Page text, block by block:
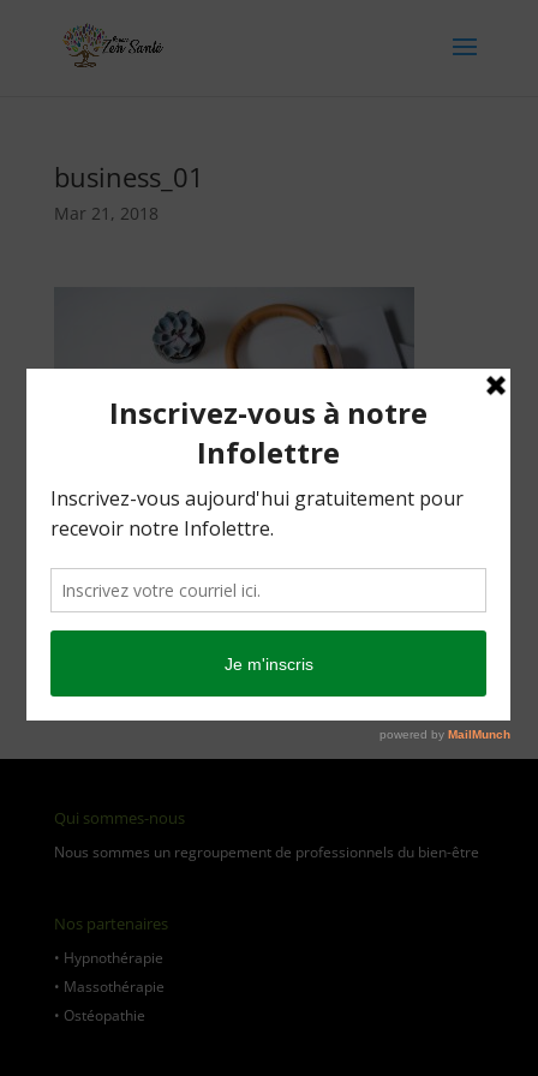
business_01
Mar 21, 2018
[aws_search_form]
Qui sommes-nous
Nous sommes un regroupement de professionnels du bien-être
Nos partenaires
• Hypnothérapie
• Massothérapie
• Ostéopathie